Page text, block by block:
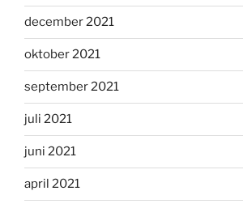
december 2021
oktober 2021
september 2021
juli 2021
juni 2021
april 2021